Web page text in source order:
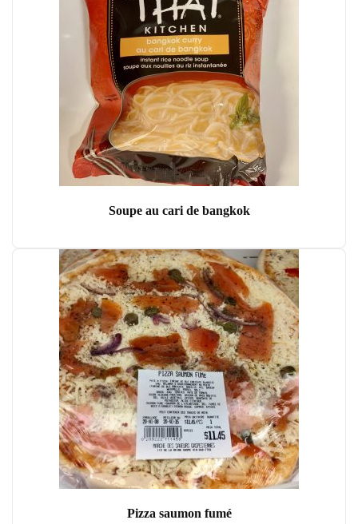
Soupe au cari de bangkok
Pizza saumon fumé